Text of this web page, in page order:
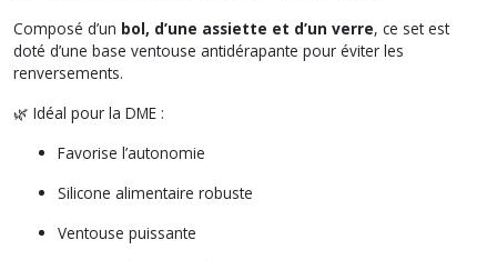
Composé d’un bol, d’une assiette et d’un verre, ce set est
doté d’une base ventouse antidérapante pour éviter les
renversements.
🌿 Idéal pour la DME :
Favorise l’autonomie
Silicone alimentaire robuste
Ventouse puissante